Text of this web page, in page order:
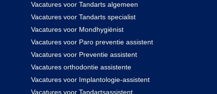
Vacatures voor Tandarts algemeen
Vacatures voor Tandarts specialist
Vacatures voor Mondhygiënist
Vacatures voor Paro preventie assistent
Vacatures voor Preventie assistent
Vacatures orthodontie assistente
Vacatures voor Implantologie-assistent
Vacatures voor Tandartsassistent